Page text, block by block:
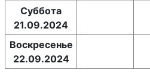
Суббота
21.09.2024
Воскресенье
22.09.2024